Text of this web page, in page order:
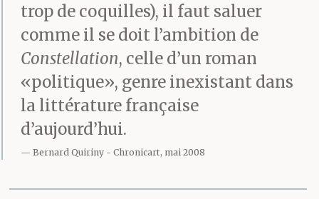
trop de coquilles), il faut saluer
comme il se doit l’ambition de
Constellation, celle d’un roman
«politique», genre inexistant dans
la littérature française
d’aujourd’hui.
Bernard Quiriny Chronicart, mai 2008